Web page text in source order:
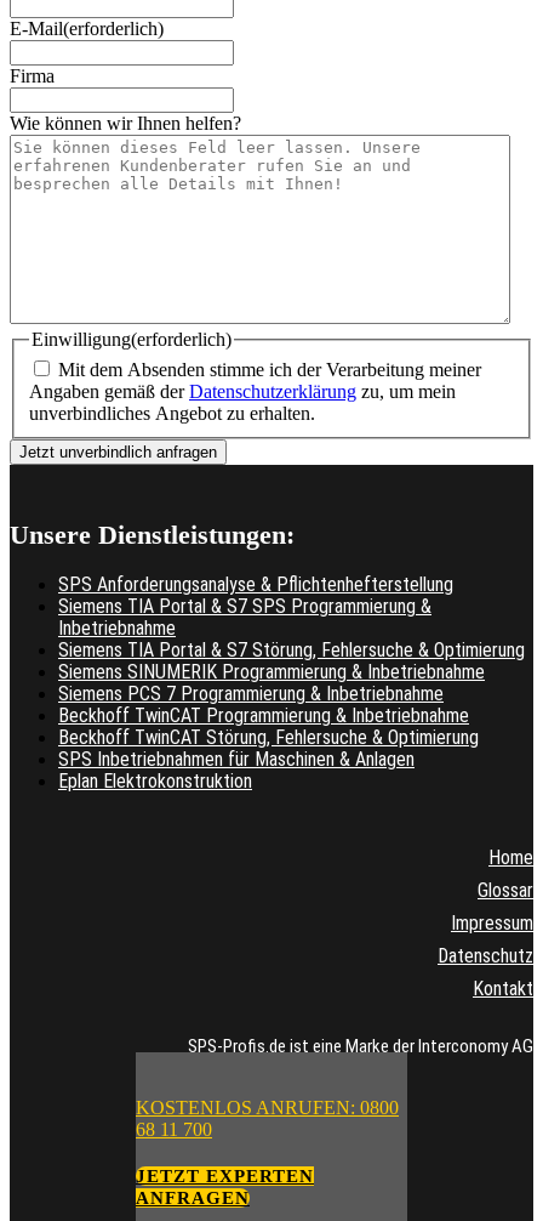
E-Mail(erforderlich)
Firma
Wie können wir Ihnen helfen?
Einwilligung(erforderlich)
Mit dem Absenden stimme ich der Verarbeitung meiner
Angaben gemäß derDatenschutzerklärung zu, um mein
unverbindliches Angebot zu erhalten.
KOSTENLOS ANRUFEN: 0800
68 11 700
JETZT EXPERTEN
ANFRAGEN
Unsere Dienstleistungen:
SPS Anforderungsanalyse & Pflichtenhefterstellung
Siemens TIA Portal & S7 SPS Programmierung &
Inbetriebnahme
Siemens TIA Portal & S7 Störung, Fehlersuche & Optimierung
Siemens SINUMERIK Programmierung & Inbetriebnahme
Siemens PCS 7 Programmierung & Inbetriebnahme
Beckhoff TwinCAT Programmierung & Inbetriebnahme
Beckhoff TwinCAT Störung, Fehlersuche & Optimierung
SPS Inbetriebnahmen für Maschinen & Anlagen
Eplan Elektrokonstruktion
Home
Glossar
Impressum
Datenschutz
Kontakt
SPS-Profis.de ist eine Marke der Interconomy AG